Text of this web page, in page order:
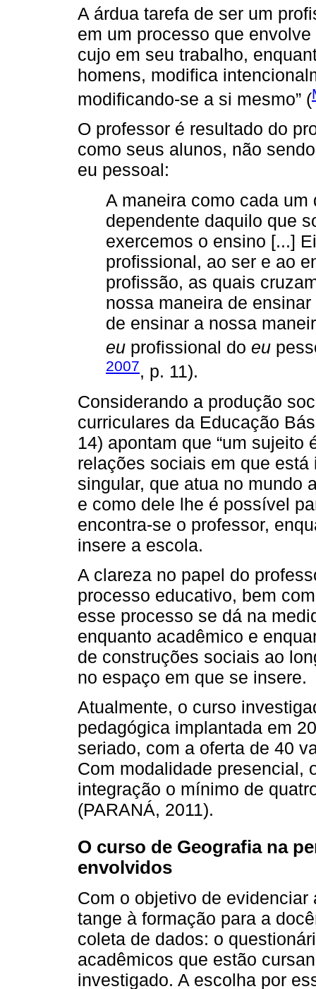
A árdua tarefa de ser um
em um processo que
cujo em seu trabalho,
homens, modifica
modificando-se a si mesmo” (
O professor é resultado do
como seus alunos, não
eu pessoal:
A maneira como cada
dependente daquilo que
exercemos o ensino [...]
profissional, ao ser e ao
profissão, as quais
nossa maneira de
de ensinar a nossa
eu profissional do eu
2007, p. 11).
Considerando a produção
curriculares da Educação
14) apontam que “um
relações sociais em que
singular, que atua no mundo
e como dele lhe é possível
encontra-se o professor,
insere a escola.
A clareza no papel do
processo educativo, bem
esse processo se dá na
enquanto acadêmico e
de construções sociais ao
no espaço em que se insere.
Atualmente, o curso
pedagógica implantada em
seriado, com a oferta de 40
Com modalidade presencial,
integração o mínimo de
(PARANÁ, 2011).
O curso de Geografia na
envolvidos
Com o objetivo de
tange à formação para a
coleta de dados: o
acadêmicos que estão
investigado. A escolha por